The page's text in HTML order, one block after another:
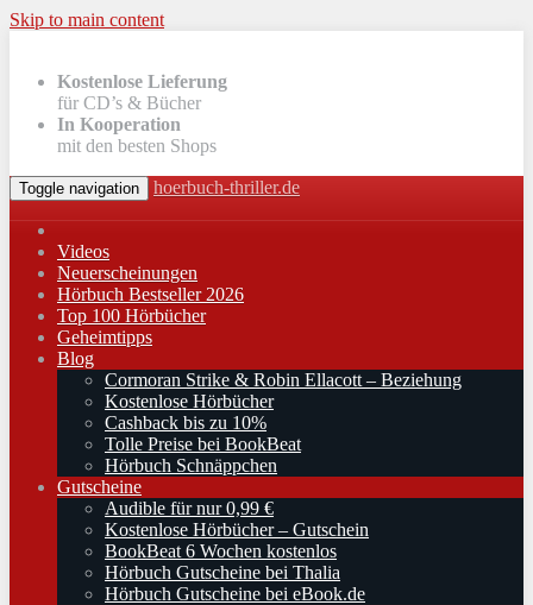
Skip to main content
Kostenlose Lieferung
für CD’s & Bücher
In Kooperation
mit den besten Shops
Toggle navigation hoerbuch-thriller.de
Videos
Neuerscheinungen
Hörbuch Bestseller 2026
Top 100 Hörbücher
Geheimtipps
Blog
Cormoran Strike & Robin Ellacott – Beziehung
Kostenlose Hörbücher
Cashback bis zu 10%
Tolle Preise bei BookBeat
Hörbuch Schnäppchen
Gutscheine
Audible für nur 0,99 €
Kostenlose Hörbücher – Gutschein
BookBeat 6 Wochen kostenlos
Hörbuch Gutscheine bei Thalia
Hörbuch Gutscheine bei eBook.de